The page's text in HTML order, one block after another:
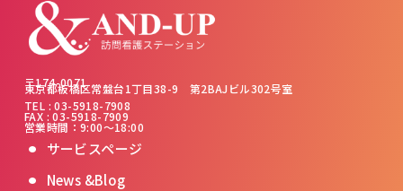
〒174-0071
東京都板橋区常盤台1丁目38-9 第2BAJビル302号室
TEL : 03-5918-7908
FAX : 03-5918-7909
営業時間：9:00～18:00
サービスページ
News &Blog